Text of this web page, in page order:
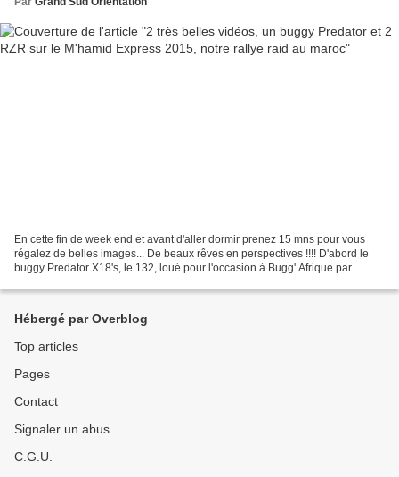
En cette fin de week end et avant d'aller dormir prenez 15 mns pour vous
régalez de belles images... De beaux rêves en perspectives !!!! D'abord le
buggy Predator X18's, le 132, loué pour l'occasion à Bugg' Afrique par
Hébergé par Overblog
Top articles
Pages
Contact
Signaler un abus
C.G.U.